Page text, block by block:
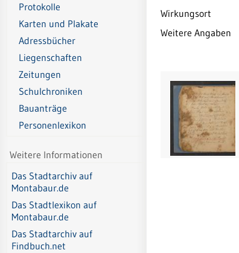
Protokolle
Karten und Plakate
Adressbücher
Liegenschaften
Zeitungen
Schulchroniken
Bauanträge
Personenlexikon
Weitere Informationen
Das Stadtarchiv auf
Montabaur.de
Das Stadtlexikon auf
Montabaur.de
Das Stadtarchiv auf
Findbuch.net
Wirkungsort
Weitere Angaben